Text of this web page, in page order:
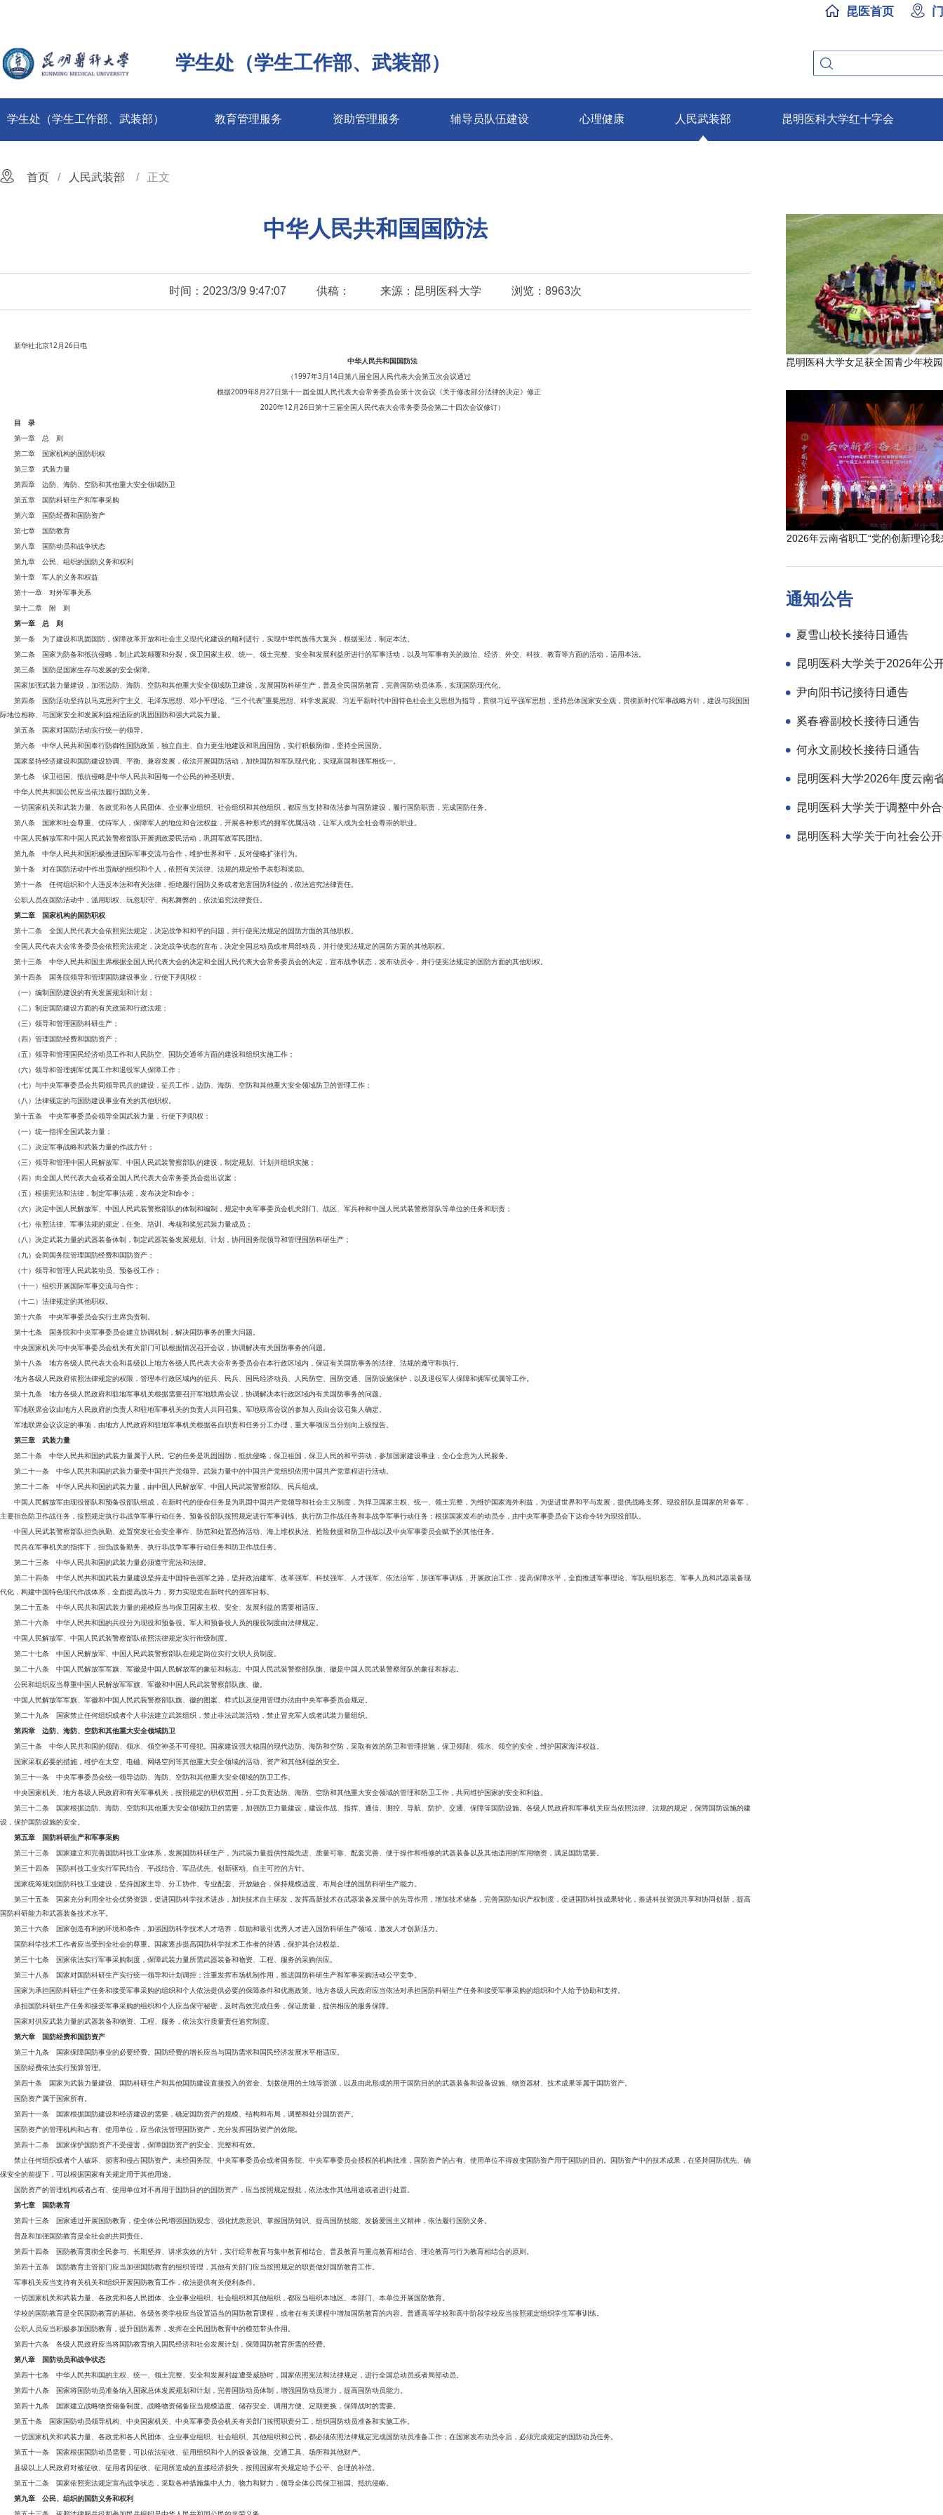
昆医首页
学生处（学生工作部、武装部）
学生处（学生工作部、武装部） 教育管理服务 资助管理服务 辅导员队伍建设 心理健康 人民武装部 昆明医科大学红十字会
首页 人民武装部 正文
中华人民共和国国防法
时间：2023/3/9 9:47:07 供稿： 来源：昆明医科大学 浏览：8963次
新华社北京12月26日电
中华人民共和国国防法
（1997年3月14日第八届全国人民代表大会第五次会议通过
根据2009年8月27日第十一届全国人民代表大会常务委员会第十次会议《关于修改部分法律的决定》修正
2020年12月26日第十三届全国人民代表大会常务委员会第二十四次会议修订）
目 录
第一章 总 则
第二章 国家机构的国防职权
第三章 武装力量
第四章 边防、海防、空防和其他重大安全领域防卫
第五章 国防科研生产和军事采购
第六章 国防经费和国防资产
第七章 国防教育
第八章 国防动员和战争状态
第九章 公民、组织的国防义务和权利
第十章 军人的义务和权益
第十一章 对外军事关系
第十二章 附 则
第一章 总 则
第一条 为了建设和巩固国防，保障改革开放和社会主义现代化建设的顺利进行，实现中华民族伟大复兴，根据宪法，制定本法。
第二条 国家为防备和抵抗侵略，制止武装颠覆和分裂，保卫国家主权、统一、领土完整、安全和发展利益所进行的军事活动，以及与军事有关的政治、经济、外交、科技、教育等方面的活动，适用本法。
第三条 国防是国家生存与发展的安全保障。
国家加强武装力量建设，加强边防、海防、空防和其他重大安全领域防卫建设，发展国防科研生产，普及全民国防教育，完善国防动员体系，实现国防现代化。
第四条 国防活动坚持以马克思列宁主义、毛泽东思想、邓小平理论、“三个代表”重要思想、科学发展观、习近平新时代中国特色社会主义思想为指导，贯彻习近平强军思想，坚持总体国家安全观，贯彻新时代军事战略方针，建设与我国国
际地位相称、与国家安全和发展利益相适应的巩固国防和强大武装力量。
第五条 国家对国防活动实行统一的领导。
第六条 中华人民共和国奉行防御性国防政策，独立自主、自力更生地建设和巩固国防，实行积极防御，坚持全民国防。
国家坚持经济建设和国防建设协调、平衡、兼容发展，依法开展国防活动，加快国防和军队现代化，实现富国和强军相统一。
第七条 保卫祖国、抵抗侵略是中华人民共和国每一个公民的神圣职责。
中华人民共和国公民应当依法履行国防义务。
一切国家机关和武装力量、各政党和各人民团体、企业事业组织、社会组织和其他组织，都应当支持和依法参与国防建设，履行国防职责，完成国防任务。
第八条 国家和社会尊重、优待军人，保障军人的地位和合法权益，开展各种形式的拥军优属活动，让军人成为全社会尊崇的职业。
中国人民解放军和中国人民武装警察部队开展拥政爱民活动，巩固军政军民团结。
第九条 中华人民共和国积极推进国际军事交流与合作，维护世界和平，反对侵略扩张行为。
第十条 对在国防活动中作出贡献的组织和个人，依照有关法律、法规的规定给予表彰和奖励。
第十一条 任何组织和个人违反本法和有关法律，拒绝履行国防义务或者危害国防利益的，依法追究法律责任。
公职人员在国防活动中，滥用职权、玩忽职守、徇私舞弊的，依法追究法律责任。
第二章 国家机构的国防职权
第十二条 全国人民代表大会依照宪法规定，决定战争和和平的问题，并行使宪法规定的国防方面的其他职权。
全国人民代表大会常务委员会依照宪法规定，决定战争状态的宣布，决定全国总动员或者局部动员，并行使宪法规定的国防方面的其他职权。
第十三条 中华人民共和国主席根据全国人民代表大会的决定和全国人民代表大会常务委员会的决定，宣布战争状态，发布动员令，并行使宪法规定的国防方面的其他职权。
第十四条 国务院领导和管理国防建设事业，行使下列职权：
（一）编制国防建设的有关发展规划和计划；
（二）制定国防建设方面的有关政策和行政法规；
（三）领导和管理国防科研生产；
（四）管理国防经费和国防资产；
（五）领导和管理国民经济动员工作和人民防空、国防交通等方面的建设和组织实施工作；
（六）领导和管理拥军优属工作和退役军人保障工作；
（七）与中央军事委员会共同领导民兵的建设，征兵工作，边防、海防、空防和其他重大安全领域防卫的管理工作；
（八）法律规定的与国防建设事业有关的其他职权。
第十五条 中央军事委员会领导全国武装力量，行使下列职权：
（一）统一指挥全国武装力量；
（二）决定军事战略和武装力量的作战方针；
（三）领导和管理中国人民解放军、中国人民武装警察部队的建设，制定规划、计划并组织实施；
（四）向全国人民代表大会或者全国人民代表大会常务委员会提出议案；
（五）根据宪法和法律，制定军事法规，发布决定和命令；
（六）决定中国人民解放军、中国人民武装警察部队的体制和编制，规定中央军事委员会机关部门、战区、军兵种和中国人民武装警察部队等单位的任务和职责；
（七）依照法律、军事法规的规定，任免、培训、考核和奖惩武装力量成员；
（八）决定武装力量的武器装备体制，制定武器装备发展规划、计划，协同国务院领导和管理国防科研生产；
（九）会同国务院管理国防经费和国防资产；
（十）领导和管理人民武装动员、预备役工作；
（十一）组织开展国际军事交流与合作；
（十二）法律规定的其他职权。
第十六条 中央军事委员会实行主席负责制。
第十七条 国务院和中央军事委员会建立协调机制，解决国防事务的重大问题。
中央国家机关与中央军事委员会机关有关部门可以根据情况召开会议，协调解决有关国防事务的问题。
第十八条 地方各级人民代表大会和县级以上地方各级人民代表大会常务委员会在本行政区域内，保证有关国防事务的法律、法规的遵守和执行。
地方各级人民政府依照法律规定的权限，管理本行政区域内的征兵、民兵、国民经济动员、人民防空、国防交通、国防设施保护，以及退役军人保障和拥军优属等工作。
第十九条 地方各级人民政府和驻地军事机关根据需要召开军地联席会议，协调解决本行政区域内有关国防事务的问题。
军地联席会议由地方人民政府的负责人和驻地军事机关的负责人共同召集。军地联席会议的参加人员由会议召集人确定。
军地联席会议议定的事项，由地方人民政府和驻地军事机关根据各自职责和任务分工办理，重大事项应当分别向上级报告。
第三章 武装力量
第二十条 中华人民共和国的武装力量属于人民。它的任务是巩固国防，抵抗侵略，保卫祖国，保卫人民的和平劳动，参加国家建设事业，全心全意为人民服务。
第二十一条 中华人民共和国的武装力量受中国共产党领导。武装力量中的中国共产党组织依照中国共产党章程进行活动。
第二十二条 中华人民共和国的武装力量，由中国人民解放军、中国人民武装警察部队、民兵组成。
中国人民解放军由现役部队和预备役部队组成，在新时代的使命任务是为巩固中国共产党领导和社会主义制度，为捍卫国家主权、统一、领土完整，为维护国家海外利益，为促进世界和平与发展，提供战略支撑。现役部队是国家的常备军，
主要担负防卫作战任务，按照规定执行非战争军事行动任务。预备役部队按照规定进行军事训练、执行防卫作战任务和非战争军事行动任务；根据国家发布的动员令，由中央军事委员会下达命令转为现役部队。
中国人民武装警察部队担负执勤、处置突发社会安全事件、防范和处置恐怖活动、海上维权执法、抢险救援和防卫作战以及中央军事委员会赋予的其他任务。
民兵在军事机关的指挥下，担负战备勤务、执行非战争军事行动任务和防卫作战任务。
第二十三条 中华人民共和国的武装力量必须遵守宪法和法律。
第二十四条 中华人民共和国武装力量建设坚持走中国特色强军之路，坚持政治建军、改革强军、科技强军、人才强军、依法治军，加强军事训练，开展政治工作，提高保障水平，全面推进军事理论、军队组织形态、军事人员和武器装备现
代化，构建中国特色现代作战体系，全面提高战斗力，努力实现党在新时代的强军目标。
第二十五条 中华人民共和国武装力量的规模应当与保卫国家主权、安全、发展利益的需要相适应。
第二十六条 中华人民共和国的兵役分为现役和预备役。军人和预备役人员的服役制度由法律规定。
中国人民解放军、中国人民武装警察部队依照法律规定实行衔级制度。
第二十七条 中国人民解放军、中国人民武装警察部队在规定岗位实行文职人员制度。
第二十八条 中国人民解放军军旗、军徽是中国人民解放军的象征和标志。中国人民武装警察部队旗、徽是中国人民武装警察部队的象征和标志。
公民和组织应当尊重中国人民解放军军旗、军徽和中国人民武装警察部队旗、徽。
中国人民解放军军旗、军徽和中国人民武装警察部队旗、徽的图案、样式以及使用管理办法由中央军事委员会规定。
第二十九条 国家禁止任何组织或者个人非法建立武装组织，禁止非法武装活动，禁止冒充军人或者武装力量组织。
第四章 边防、海防、空防和其他重大安全领域防卫
第三十条 中华人民共和国的领陆、领水、领空神圣不可侵犯。国家建设强大稳固的现代边防、海防和空防，采取有效的防卫和管理措施，保卫领陆、领水、领空的安全，维护国家海洋权益。
国家采取必要的措施，维护在太空、电磁、网络空间等其他重大安全领域的活动、资产和其他利益的安全。
第三十一条 中央军事委员会统一领导边防、海防、空防和其他重大安全领域的防卫工作。
中央国家机关、地方各级人民政府和有关军事机关，按照规定的职权范围，分工负责边防、海防、空防和其他重大安全领域的管理和防卫工作，共同维护国家的安全和利益。
第三十二条 国家根据边防、海防、空防和其他重大安全领域防卫的需要，加强防卫力量建设，建设作战、指挥、通信、测控、导航、防护、交通、保障等国防设施。各级人民政府和军事机关应当依照法律、法规的规定，保障国防设施的建
设，保护国防设施的安全。
第五章 国防科研生产和军事采购
第三十三条 国家建立和完善国防科技工业体系，发展国防科研生产，为武装力量提供性能先进、质量可靠、配套完善、便于操作和维修的武器装备以及其他适用的军用物资，满足国防需要。
第三十四条 国防科技工业实行军民结合、平战结合、军品优先、创新驱动、自主可控的方针。
国家统筹规划国防科技工业建设，坚持国家主导、分工协作、专业配套、开放融合，保持规模适度、布局合理的国防科研生产能力。
第三十五条 国家充分利用全社会优势资源，促进国防科学技术进步，加快技术自主研发，发挥高新技术在武器装备发展中的先导作用，增加技术储备，完善国防知识产权制度，促进国防科技成果转化，推进科技资源共享和协同创新，提高
国防科研能力和武器装备技术水平。
第三十六条 国家创造有利的环境和条件，加强国防科学技术人才培养，鼓励和吸引优秀人才进入国防科研生产领域，激发人才创新活力。
国防科学技术工作者应当受到全社会的尊重。国家逐步提高国防科学技术工作者的待遇，保护其合法权益。
第三十七条 国家依法实行军事采购制度，保障武装力量所需武器装备和物资、工程、服务的采购供应。
第三十八条 国家对国防科研生产实行统一领导和计划调控；注重发挥市场机制作用，推进国防科研生产和军事采购活动公平竞争。
国家为承担国防科研生产任务和接受军事采购的组织和个人依法提供必要的保障条件和优惠政策。地方各级人民政府应当依法对承担国防科研生产任务和接受军事采购的组织和个人给予协助和支持。
承担国防科研生产任务和接受军事采购的组织和个人应当保守秘密，及时高效完成任务，保证质量，提供相应的服务保障。
国家对供应武装力量的武器装备和物资、工程、服务，依法实行质量责任追究制度。
第六章 国防经费和国防资产
第三十九条 国家保障国防事业的必要经费。国防经费的增长应当与国防需求和国民经济发展水平相适应。
国防经费依法实行预算管理。
第四十条 国家为武装力量建设、国防科研生产和其他国防建设直接投入的资金、划拨使用的土地等资源，以及由此形成的用于国防目的的武器装备和设备设施、物资器材、技术成果等属于国防资产。
国防资产属于国家所有。
第四十一条 国家根据国防建设和经济建设的需要，确定国防资产的规模、结构和布局，调整和处分国防资产。
国防资产的管理机构和占有、使用单位，应当依法管理国防资产，充分发挥国防资产的效能。
第四十二条 国家保护国防资产不受侵害，保障国防资产的安全、完整和有效。
禁止任何组织或者个人破坏、损害和侵占国防资产。未经国务院、中央军事委员会或者国务院、中央军事委员会授权的机构批准，国防资产的占有、使用单位不得改变国防资产用于国防的目的。国防资产中的技术成果，在坚持国防优先、确
保安全的前提下，可以根据国家有关规定用于其他用途。
国防资产的管理机构或者占有、使用单位对不再用于国防目的的国防资产，应当按照规定报批，依法改作其他用途或者进行处置。
第七章 国防教育
第四十三条 国家通过开展国防教育，使全体公民增强国防观念、强化忧患意识、掌握国防知识、提高国防技能、发扬爱国主义精神，依法履行国防义务。
普及和加强国防教育是全社会的共同责任。
第四十四条 国防教育贯彻全民参与、长期坚持、讲求实效的方针，实行经常教育与集中教育相结合、普及教育与重点教育相结合、理论教育与行为教育相结合的原则。
第四十五条 国防教育主管部门应当加强国防教育的组织管理，其他有关部门应当按照规定的职责做好国防教育工作。
军事机关应当支持有关机关和组织开展国防教育工作，依法提供有关便利条件。
一切国家机关和武装力量、各政党和各人民团体、企业事业组织、社会组织和其他组织，都应当组织本地区、本部门、本单位开展国防教育。
学校的国防教育是全民国防教育的基础。各级各类学校应当设置适当的国防教育课程，或者在有关课程中增加国防教育的内容。普通高等学校和高中阶段学校应当按照规定组织学生军事训练。
公职人员应当积极参加国防教育，提升国防素养，发挥在全民国防教育中的模范带头作用。
第四十六条 各级人民政府应当将国防教育纳入国民经济和社会发展计划，保障国防教育所需的经费。
第八章 国防动员和战争状态
第四十七条 中华人民共和国的主权、统一、领土完整、安全和发展利益遭受威胁时，国家依照宪法和法律规定，进行全国总动员或者局部动员。
第四十八条 国家将国防动员准备纳入国家总体发展规划和计划，完善国防动员体制，增强国防动员潜力，提高国防动员能力。
第四十九条 国家建立战略物资储备制度。战略物资储备应当规模适度、储存安全、调用方便、定期更换，保障战时的需要。
第五十条 国家国防动员领导机构、中央国家机关、中央军事委员会机关有关部门按照职责分工，组织国防动员准备和实施工作。
一切国家机关和武装力量、各政党和各人民团体、企业事业组织、社会组织、其他组织和公民，都必须依照法律规定完成国防动员准备工作；在国家发布动员令后，必须完成规定的国防动员任务。
第五十一条 国家根据国防动员需要，可以依法征收、征用组织和个人的设备设施、交通工具、场所和其他财产。
县级以上人民政府对被征收、征用者因征收、征用所造成的直接经济损失，按照国家有关规定给予公平、合理的补偿。
第五十二条 国家依照宪法规定宣布战争状态，采取各种措施集中人力、物力和财力，领导全体公民保卫祖国、抵抗侵略。
第九章 公民、组织的国防义务和权利
2026年云南省职工“党的创新理论我
通知公告
夏雪山校长接待日通告
尹向阳书记接待日通告
奚春睿副校长接待日通告
何永文副校长接待日通告